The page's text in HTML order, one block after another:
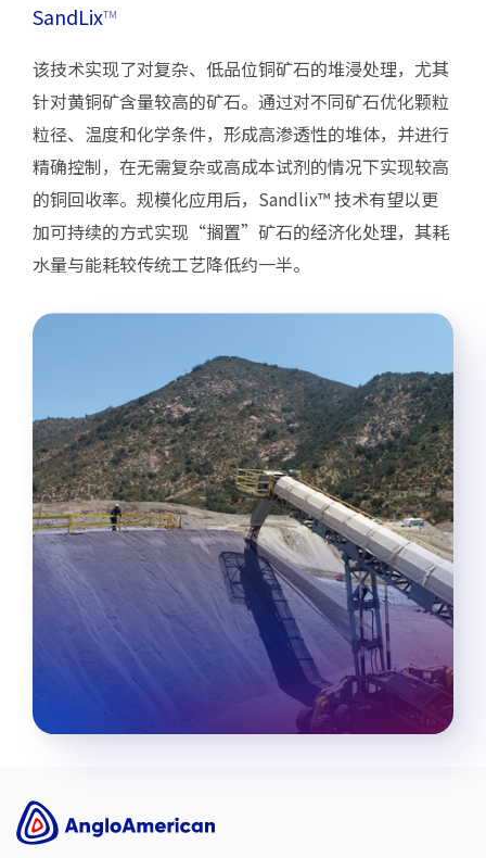
SandLixTM
该技术实现了对复杂、低品位铜矿石的堆浸处理，尤其
针对黄铜矿含量较高的矿石。通过对不同矿石优化颗粒
粒径、温度和化学条件，形成高渗透性的堆体，并进行
精确控制，在无需复杂或高成本试剂的情况下实现较高
的铜回收率。规模化应用后，Sandlix™ 技术有望以更
加可持续的方式实现“搁置”矿石的经济化处理，其耗
水量与能耗较传统工艺降低约一半。​